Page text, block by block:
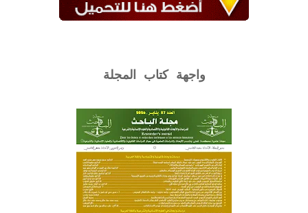
واجهة كتاب المجلة